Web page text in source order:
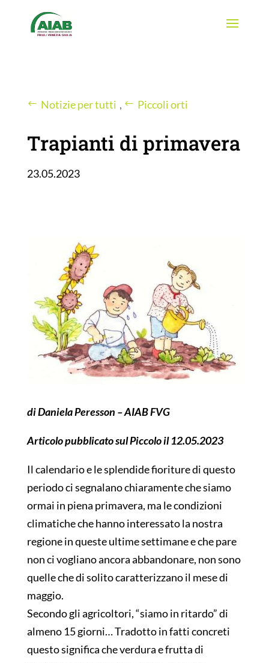
Notizie per tutti , Piccoli orti
Trapianti di primavera
23.05.2023
di Daniela Peresson – AIAB FVG
Articolo pubblicato sul Piccolo il 12.05.2023
Il calendario e le splendide fioriture di questo
periodo ci segnalano chiaramente che siamo
ormai in piena primavera, ma le condizioni
climatiche che hanno interessato la nostra
regione in queste ultime settimane e che pare
non ci vogliano ancora abbandonare, non sono
quelle che di solito caratterizzano il mese di
maggio.
Secondo gli agricoltori, “siamo in ritardo” di
almeno 15 giorni… Tradotto in fatti concreti
questo significa che verdura e frutta di